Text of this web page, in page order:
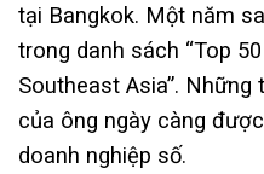
tại Bangkok. Một năm
trong danh sách “Top
Southeast Asia”.
của ông ngày càng
doanh nghiệp số.